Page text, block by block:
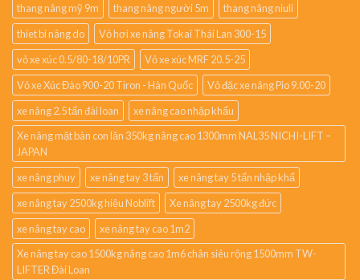
thang nâng mỹ 9m
thang nâng người 5m
thang nâng niuli
thiet bi nâng do
Vỏ hơi xe nâng Tokai Thái Lan 300-15
vỏ xe xúc 0.5/80-18/10PR
Vỏ xe xúc MRF 20.5-25
Vỏ xe Xúc Đào 900-20 Tiron - Hàn Quốc
Vỏ đặc xe nâng Pio 9.00-20
xe nâng 2.5 tấn đài loan
xe nâng cao nhập khẩu
Xe nâng mặt bàn con lăn 350kg nâng cao 1300mm NAL35 NICHI-LIFT –
JAPAN
xe nâng phuy
xe nâng tay 3 tấn
xe nâng tay 5 tấn nhập khẩ
xe nâng tay 2500kg hiệu Noblift
Xe nâng tay 2500kg đức
xe nâng tay cao
xe nâng tay cao 1m2
Xe nâng tay cao 1500kg nâng cao 1m6 chân siêu rộng 1500mm TW-
LIFTER Đài Loan